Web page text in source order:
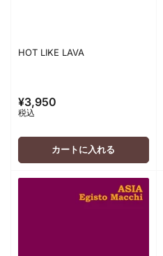
HOT LIKE LAVA
通
常
価
¥3,950
税込
カートに入れる